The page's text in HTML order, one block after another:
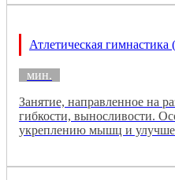
Атлетическая гимнастика
мин.
Занятие, направленное на
гибкости, выносливости.
укреплению мышц и